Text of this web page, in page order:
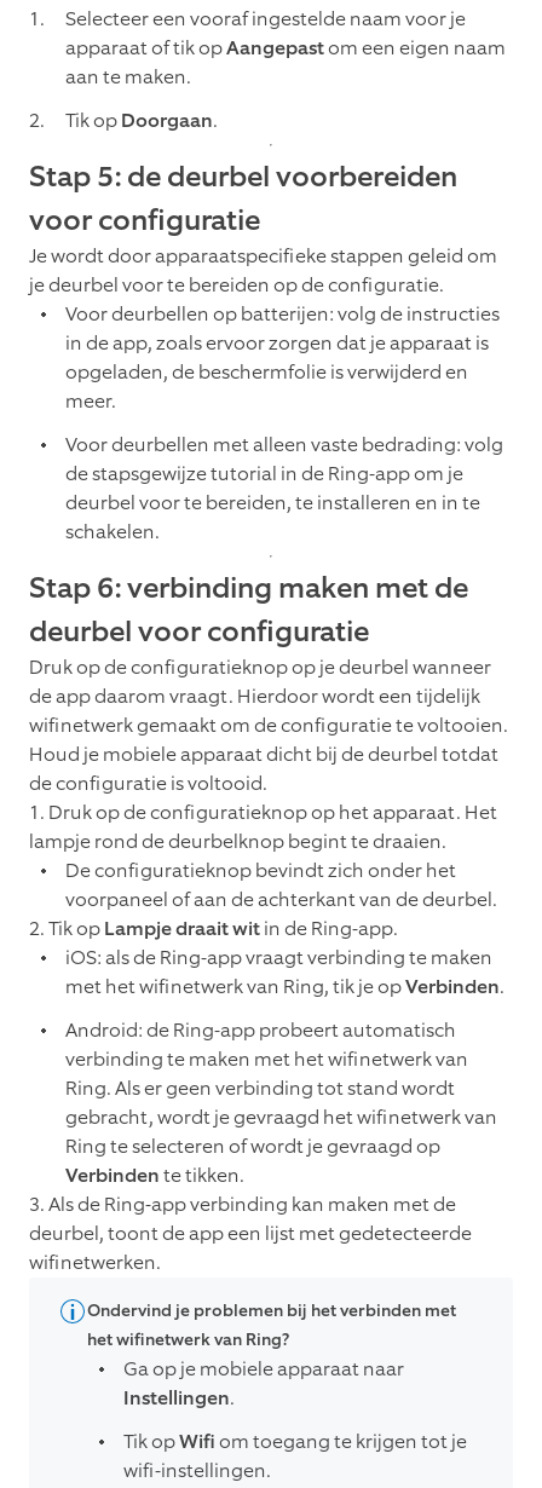
Selecteer een vooraf ingestelde naam voor je
apparaat of tik opAangepastom een eigen naam
aan te maken.
Tik opDoorgaan.
Stap 5: de deurbel voorbereiden
voor configuratie
Je wordt door apparaatspecifieke stappen geleid om
je deurbel voor te bereiden op de configuratie.
Voor deurbellen op batterijen: volg de instructies
in de app, zoals ervoor zorgen dat je apparaat is
opgeladen, de beschermfolie is verwijderd en
meer.
Voor deurbellen met alleen vaste bedrading: volg
de stapsgewijze tutorial in de Ring-app om je
deurbel voor te bereiden, te installeren en in te
schakelen.
Stap 6: verbinding maken met de
deurbel voor configuratie
Druk op de configuratieknop op je deurbel wanneer
de app daarom vraagt. Hierdoor wordt een tijdelijk
wifinetwerk gemaakt om de configuratie te voltooien.
Houd je mobiele apparaat dicht bij de deurbel totdat
de configuratie is voltooid.
1. Druk op de configuratieknop op het apparaat. Het
lampje rond de deurbelknop begint te draaien.
De configuratieknop bevindt zich onder het
voorpaneel of aan de achterkant van de deurbel.
2. Tik opLampje draait witin de Ring-app.
iOS: als de Ring-app vraagt verbinding te maken
met het wifinetwerk van Ring, tik je opVerbinden.
Android: de Ring-app probeert automatisch
verbinding te maken met het wifinetwerk van
Ring. Als er geen verbinding tot stand wordt
gebracht, wordt je gevraagd het wifinetwerk van
Ring te selecteren of wordt je gevraagd op
Verbindente tikken.
3. Als de Ring-app verbinding kan maken met de
deurbel, toont de app een lijst met gedetecteerde
wifinetwerken.
Ondervind je problemen bij het verbinden met
het wifinetwerk van Ring?
Ga op je mobiele apparaat naar
Instellingen.
Tik opWifiom toegang te krijgen tot je
wifi-instellingen.